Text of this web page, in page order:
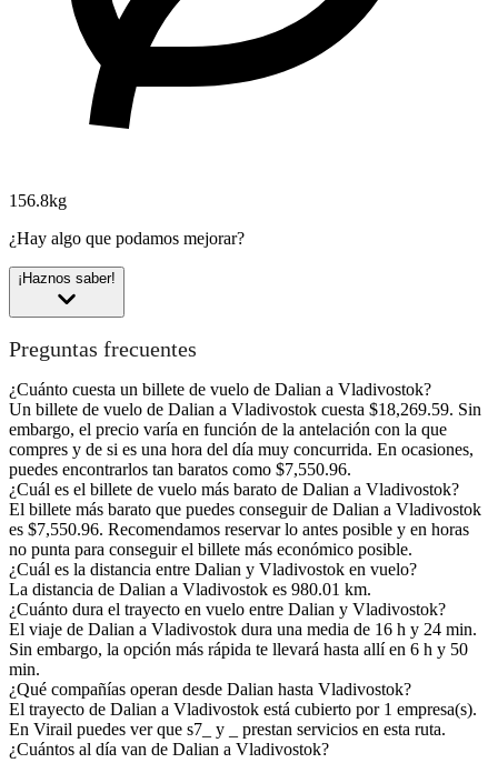
156.8kg
¿Hay algo que podamos mejorar?
¡Haznos saber!
Preguntas frecuentes
¿Cuánto cuesta un billete de vuelo de Dalian a Vladivostok?
Un billete de vuelo de Dalian a Vladivostok cuesta $18,269.59. Sin
embargo, el precio varía en función de la antelación con la que
compres y de si es una hora del día muy concurrida. En ocasiones,
puedes encontrarlos tan baratos como $7,550.96.
¿Cuál es el billete de vuelo más barato de Dalian a Vladivostok?
El billete más barato que puedes conseguir de Dalian a Vladivostok
es $7,550.96. Recomendamos reservar lo antes posible y en horas
no punta para conseguir el billete más económico posible.
¿Cuál es la distancia entre Dalian y Vladivostok en vuelo?
La distancia de Dalian a Vladivostok es 980.01 km.
¿Cuánto dura el trayecto en vuelo entre Dalian y Vladivostok?
El viaje de Dalian a Vladivostok dura una media de 16 h y 24 min.
Sin embargo, la opción más rápida te llevará hasta allí en 6 h y 50
min.
¿Qué compañías operan desde Dalian hasta Vladivostok?
El trayecto de Dalian a Vladivostok está cubierto por 1 empresa(s).
En Virail puedes ver que s7_ y _ prestan servicios en esta ruta.
¿Cuántos al día van de Dalian a Vladivostok?